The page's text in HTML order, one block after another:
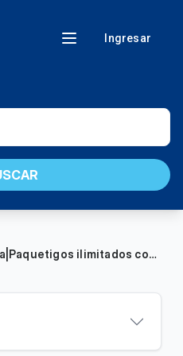
Ingresar
Oferta|Paquetigos ilimitados con Tethering